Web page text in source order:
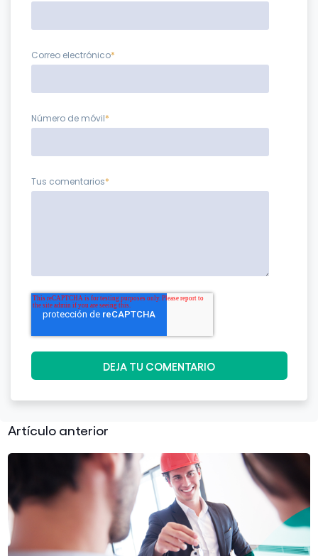
Correo electrónico*
Número de móvil*
Tus comentarios*
Artículo anterior